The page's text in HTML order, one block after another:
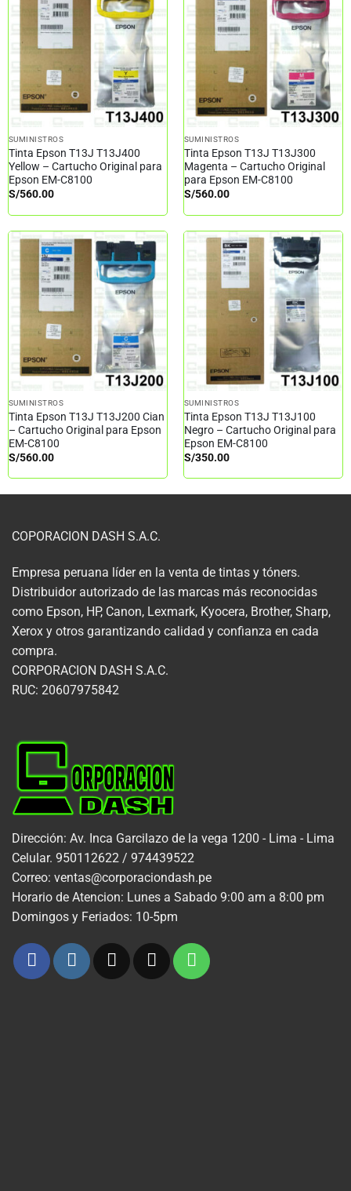
SUMINISTROS
Tinta Epson T13J T13J400
Yellow – Cartucho Original para
Epson EM-C8100
S/560.00
SUMINISTROS
Tinta Epson T13J T13J300
Magenta – Cartucho Original
para Epson EM-C8100
S/560.00
SUMINISTROS
Tinta Epson T13J T13J200 Cian
– Cartucho Original para Epson
EM-C8100
S/560.00
SUMINISTROS
Tinta Epson T13J T13J100
Negro – Cartucho Original para
Epson EM-C8100
S/350.00
COPORACION DASH S.A.C.
Empresa peruana líder en la venta de tintas y tóners.
Distribuidor autorizado de las marcas más reconocidas
como Epson, HP, Canon, Lexmark, Kyocera, Brother, Sharp,
Xerox y otros garantizando calidad y confianza en cada
compra.
CORPORACION DASH S.A.C.
RUC: 20607975842
Dirección: Av. Inca Garcilazo de la vega 1200 - Lima - Lima
Celular. 950112622 / 974439522
Correo: ventas@corporaciondash.pe
Horario de Atencion: Lunes a Sabado 9:00 am a 8:00 pm
Domingos y Feriados: 10-5pm